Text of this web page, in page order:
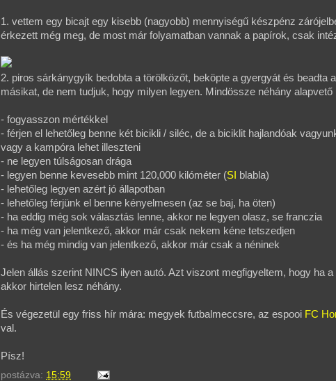
1. vettem egy bicajt egy kisebb (nagyobb) mennyiségű készpénz
érkezett még meg, de most már folyamatban vannak a papírok, csak
2. piros sárkánygyík bedobta a törölközőt, beköpte a gyergyát és beadta
másikat, de nem tudjuk, hogy milyen legyen. Mindössze néhány
- fogyasszon mértékkel
- férjen el lehetőleg benne két bicikli / siléc, de a biciklit hajlandóak
vagy a kampóra lehet illeszteni
- ne legyen túlságosan drága
- legyen benne kevesebb mint 120,000 kilóméter (SI
blabla)
- lehetőleg legyen azért jó állapotban
- lehetőleg férjünk el benne kényelmesen (az se baj, ha öten)
- ha eddig még sok választás lenne, akkor ne legyen olasz, se franczia
- ha még van jelentkező, akkor már csak nekem kéne tetszedjen
- és ha még mindig van jelentkező, akkor már csak a néninek
Jelen állás szerint NINCS ilyen autó. Azt viszont megfigyeltem, hogy ha
akkor hirtelen lesz néhány.
És végezetül egy friss hír mára: megyek futbalmeccsre, az espooi FC
val.
Písz!
postázva: 15:59